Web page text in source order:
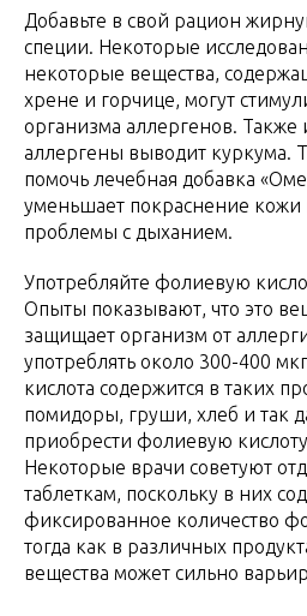
Добавьте в свой рацион
специи. Некоторые
некоторые вещества,
хрене и горчице, могут
организма аллергенов. Также
аллергены выводит куркума.
помочь лечебная добавка
уменьшает покраснение кожи
проблемы с дыханием.
Употребляйте фолиевую
Опыты показывают, что это
защищает организм от
употреблять около 300-400
кислота содержится в таких
помидоры, груши, хлеб и так
приобрести фолиевую кислоту
Некоторые врачи советуют
таблеткам, поскольку в них
фиксированное количество
тогда как в различных
вещества может сильно